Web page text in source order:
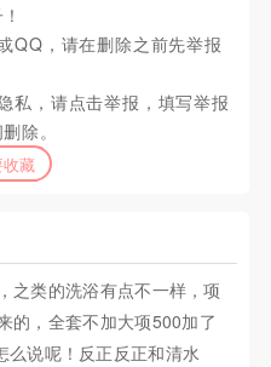
QQ，请在删除之前先举报
私，请点击举报，填写举报
除。
藏
之类的洗浴有点不一样，项
的，全套不加大项500加了
说呢！反正反正和清水